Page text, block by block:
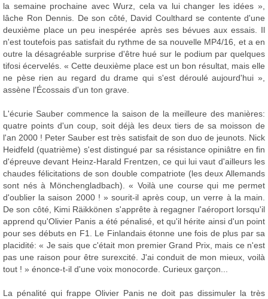
la semaine prochaine avec Wurz, cela va lui changer les idées »,
lâche Ron Dennis. De son côté, David Coulthard se contente d'une
deuxième place un peu inespérée après ses bévues aux essais. Il
n'est toutefois pas satisfait du rythme de sa nouvelle MP4/16, et a en
outre la désagréable surprise d'être hué sur le podium par quelques
tifosi écervelés. « Cette deuxième place est un bon résultat, mais elle
ne pèse rien au regard du drame qui s'est déroulé aujourd'hui »,
assène l'Écossais d'un ton grave.
L'écurie Sauber commence la saison de la meilleure des manières:
quatre points d'un coup, soit déjà les deux tiers de sa moisson de
l'an 2000 ! Peter Sauber est très satisfait de son duo de jeunots. Nick
Heidfeld (quatrième) s'est distingué par sa résistance opiniâtre en fin
d'épreuve devant Heinz-Harald Frentzen, ce qui lui vaut d'ailleurs les
chaudes félicitations de son double compatriote (les deux Allemands
sont nés à Mönchengladbach). « Voilà une course qui me permet
d'oublier la saison 2000 ! » sourit-il après coup, un verre à la main.
De son côté, Kimi Räikkönen s'apprête à regagner l'aéroport lorsqu'il
apprend qu'Olivier Panis a été pénalisé, et qu'il hérite ainsi d'un point
pour ses débuts en F1. Le Finlandais étonne une fois de plus par sa
placidité: « Je sais que c'était mon premier Grand Prix, mais ce n'est
pas une raison pour être surexcité. J'ai conduit de mon mieux, voilà
tout ! » énonce-t-il d'une voix monocorde. Curieux garçon...
La pénalité qui frappe Olivier Panis ne doit pas dissimuler la très